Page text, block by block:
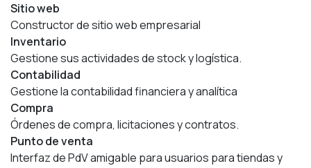
Sitio web
Constructor de sitio web empresarial
Inventario
Gestione sus actividades de stock y logística.
Contabilidad
Gestione la contabilidad financiera y analítica
Compra
Órdenes de compra, licitaciones y contratos.
Punto de venta
Interfaz de PdV amigable para usuarios para tiendas y